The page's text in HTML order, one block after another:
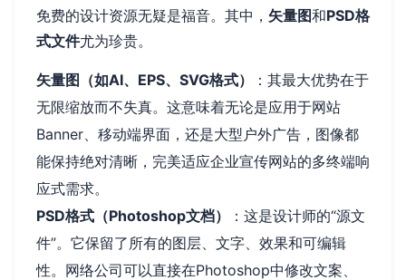
免费的设计资源无疑是福音。其中， 矢量图和PSD格
式文件尤为珍贵。
矢量图（如AI、EPS、SVG格式）
：其最大优势在于
无限缩放而不失真。这意味着无论是应用于网站
Banner、移动端界面，还是大型户外广告，图像都
能保持绝对清晰，完美适应企业宣传网站的多终端响
应式需求。
PSD格式（Photoshop文档）
：这是设计师的“源文
件”。它保留了所有的图层、文字、效果和可编辑
性。网络公司可以直接在Photoshop中修改文案、